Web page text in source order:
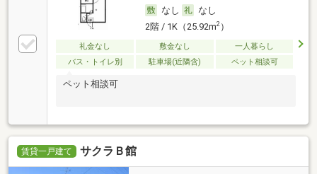
なし
なし
2階 / 1K（25.92m2）
礼金なし 敷金なし
一人暮らし
バス・トイレ別
駐車場(近隣含) ペット相談可
ペット相談可
賃貸一戸建て サクラＢ館